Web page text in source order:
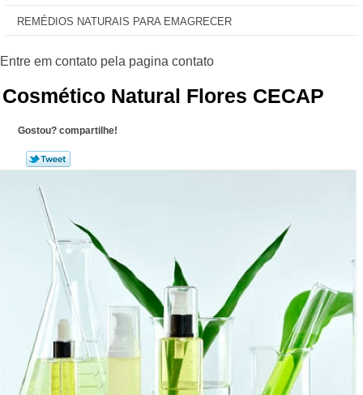
REMÉDIOS NATURAIS PARA EMAGRECER
Cosmético Natural Flores CECAP
Gostou? compartilhe!